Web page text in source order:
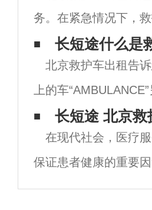
务。在紧急情况下，
些特殊情况下，如需
接受特殊治疗时，北
长短途什么是
北京救护车出租告
上的车
机通过后视镜直接看
道。随着警示灯的闪
长短途 北京
在现代社会，医疗
保证患者健康的重要
加和城市化进程的加